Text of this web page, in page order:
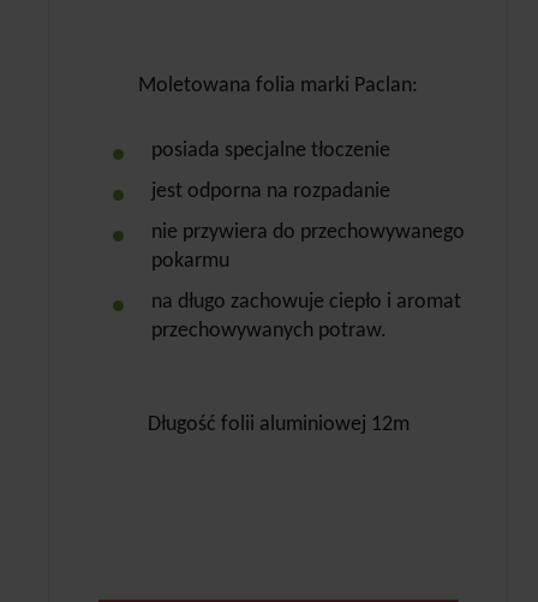
Moletowana folia marki Paclan:
posiada specjalne tłoczenie
jest odporna na rozpadanie
nie przywiera do przechowywanego
pokarmu
na długo zachowuje ciepło i aromat
przechowywanych potraw.
Długość folii aluminiowej 12m